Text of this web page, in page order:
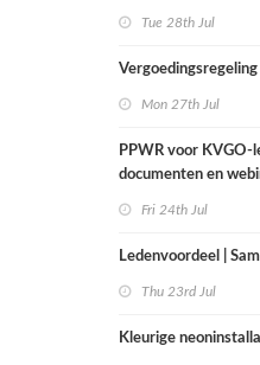
Tue 28th Jul
Mon 27th Jul
PPWR voor KVGO-
documenten en
Fri 24th Jul
Ledenvoordeel |
Thu 23rd Jul
Kleurige